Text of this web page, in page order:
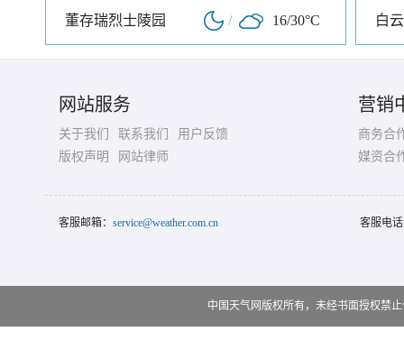
董存瑞烈士陵园 / 16/30°C 白
网站服务
关于我们 联系我们
用户反馈
版权声明
网站律师
营销
商务合
媒资合
客服邮箱： service@weather.com.cn 客服电
中国天气网版权所有，未经书面授权